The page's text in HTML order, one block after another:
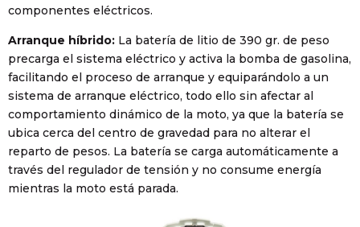
componentes eléctricos.
Arranque híbrido: La batería de litio de 390 gr. de peso
precarga el sistema eléctrico y activa la bomba de gasolina,
facilitando el proceso de arranque y equiparándolo a un
sistema de arranque eléctrico, todo ello sin afectar al
comportamiento dinámico de la moto, ya que la batería se
ubica cerca del centro de gravedad para no alterar el
reparto de pesos. La batería se carga automáticamente a
través del regulador de tensión y no consume energía
mientras la moto está parada.